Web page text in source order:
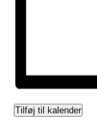
Tilføj til kalender